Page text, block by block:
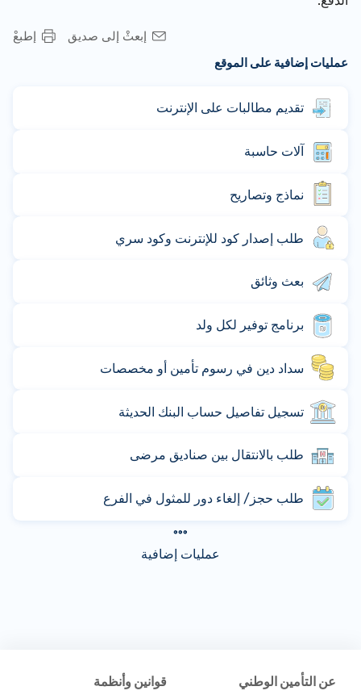
إطبعْ
إبعثْ إلى صديق
عمليات إضافية على الموقع
تقديم مطالبات على الإنترنت
آلات حاسبة
نماذج وتصاريح
طلب إصدار كود للإنترنت وكود سري
بعث وثائق
برنامج توفير لكل ولد
سداد دين في رسوم تأمين أو مخصصات
تسجيل تفاصيل حساب البنك الحديثة
طلب بالانتقال بين صناديق مرضى
طلب حجز/ إلغاء دور للمثول في الفرع
عمليات إضافية
عن التأمين الوطني قوانين وأنظمة